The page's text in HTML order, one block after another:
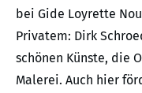
bei Gide Loyrette
Privatem: Dirk
schönen Künste, die
Malerei. Auch hier